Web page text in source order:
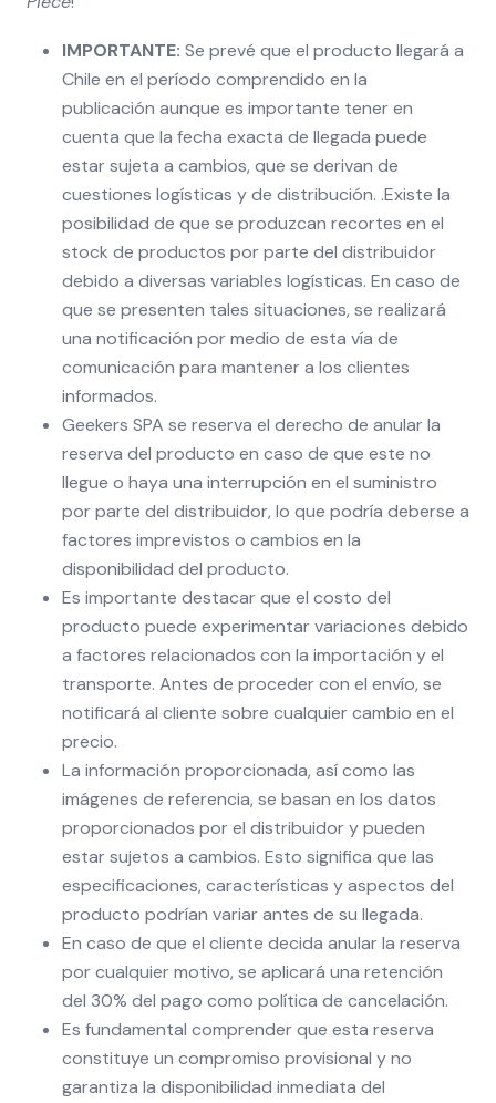
IMPORTANTE: Se prevé que el producto llegará a
Chile en el período comprendido en la
publicación aunque es importante tener en
cuenta que la fecha exacta de llegada puede
estar sujeta a cambios, que se derivan de
cuestiones logísticas y de distribución. .Existe la
posibilidad de que se produzcan recortes en el
stock de productos por parte del distribuidor
debido a diversas variables logísticas. En caso de
que se presenten tales situaciones, se realizará
una notificación por medio de esta vía de
comunicación para mantener a los clientes
informados.
Geekers SPA se reserva el derecho de anular la
reserva del producto en caso de que este no
llegue o haya una interrupción en el suministro
por parte del distribuidor, lo que podría deberse a
factores imprevistos o cambios en la
disponibilidad del producto.
Es importante destacar que el costo del
producto puede experimentar variaciones debido
a factores relacionados con la importación y el
transporte. Antes de proceder con el envío, se
notificará al cliente sobre cualquier cambio en el
precio.
La información proporcionada, así como las
imágenes de referencia, se basan en los datos
proporcionados por el distribuidor y pueden
estar sujetos a cambios. Esto significa que las
especificaciones, características y aspectos del
producto podrían variar antes de su llegada.
En caso de que el cliente decida anular la reserva
por cualquier motivo, se aplicará una retención
del 30% del pago como política de cancelación.
Es fundamental comprender que esta reserva
constituye un compromiso provisional y no
garantiza la disponibilidad inmediata del